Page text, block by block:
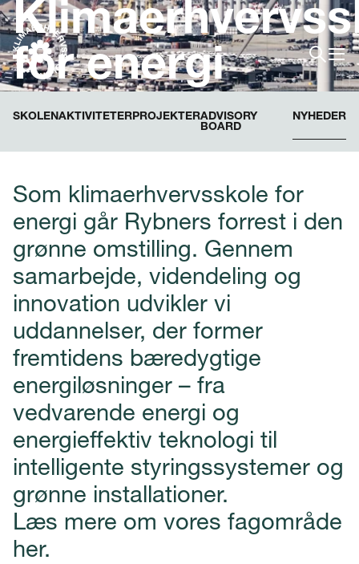
for energi
SKOLENAKTIVITETERPROJEKTERADVISORY
BOARD
NYHEDER
Som klimaerhvervsskole for
energi går Rybners forrest i den
grønne omstilling. Gennem
samarbejde, videndeling og
innovation udvikler vi
uddannelser, der former
fremtidens bæredygtige
energiløsninger – fra
vedvarende energi og
energieffektiv teknologi til
intelligente styringssystemer og
grønne installationer.
Læs mere om vores fagområde
her.